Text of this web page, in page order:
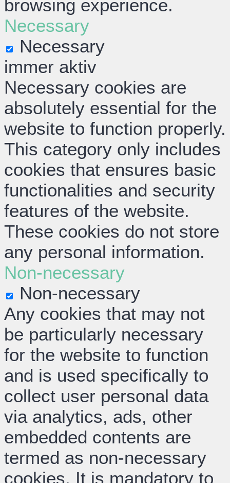
browsing experience.
Necessary
Necessary
immer aktiv
Necessary cookies are
absolutely essential for the
website to function properly.
This category only includes
cookies that ensures basic
functionalities and security
features of the website.
These cookies do not store
any personal information.
Non-necessary
Non-necessary
Any cookies that may not
be particularly necessary
for the website to function
and is used specifically to
collect user personal data
via analytics, ads, other
embedded contents are
termed as non-necessary
cookies. It is mandatory to